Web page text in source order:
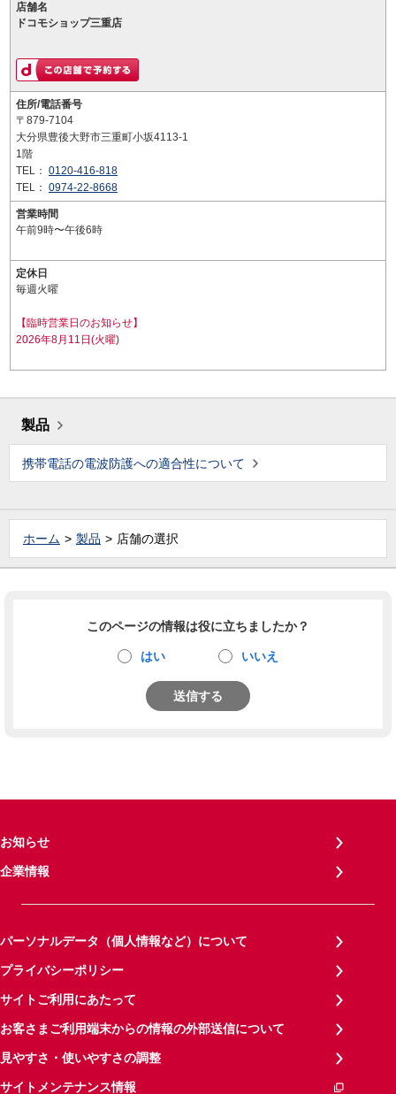
店舗名
ドコモショップ三重店
住所/電話番号
〒879-7104
大分県豊後大野市三重町小坂4113-1
1階
TEL： 0120-416-818
TEL： 0974-22-8668
営業時間
午前9時〜午後6時
定休日
毎週火曜
【臨時営業日のお知らせ】
2026年8月11日(火曜)
製品
携帯電話の電波防護への適合性について
ホーム 製品 店舗の選択
このページの情報は役に立ちましたか？
はい いいえ
送信する
お知らせ
企業情報
パーソナルデータ（個人情報など）について
プライバシーポリシー
サイトご利用にあたって
お客さまご利用端末からの情報の外部送信について
見やすさ・使いやすさの調整
サイトメンテナンス情報